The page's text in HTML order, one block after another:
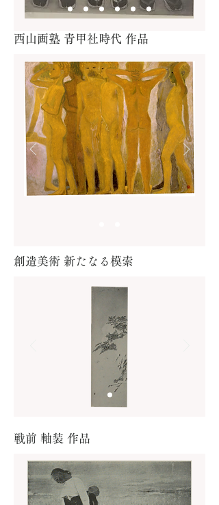
西山画塾 青甲社時代 作品
創造美術 新たなる模索
​戦前 軸装 作品